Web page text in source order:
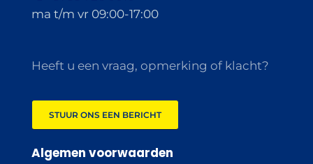
ma t/m vr 09:00-17:00
Heeft u een vraag, opmerking of klacht?
STUUR ONS EEN BERICHT
Algemen voorwaarden